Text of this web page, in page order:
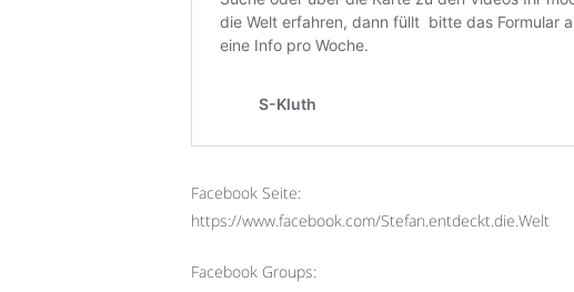
Facebook Seite:
https://www.facebook.com/Stefan.entdeckt.die.Welt
Facebook Groups: